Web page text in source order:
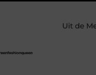
met verantwoordelijkheid
Uit de